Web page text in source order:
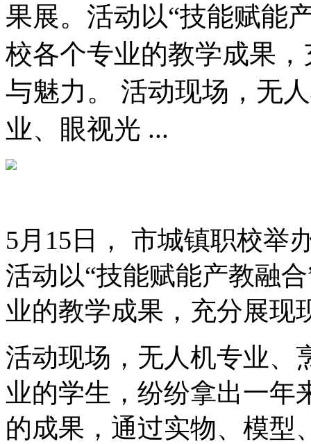
果展。活动以“技能赋能
校各个专业的教学成果
与魅力。 活动现场，无
业、眼视光 ...
5月15日， 市城镇职校举
活动以“技能赋能产教融
业的教学成果，充分展现
活动现场，无人机专业、
业的学生，纷纷拿出一年
的成果，通过实物、模型